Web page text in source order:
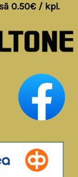
0.50€ / kpl.